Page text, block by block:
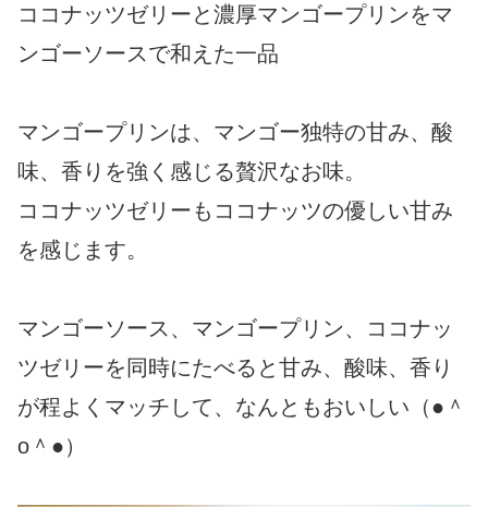
ココナッツゼリーと濃厚マンゴープリンをマ
ンゴーソースで和えた一品
マンゴープリンは、マンゴー独特の甘み、酸
味、香りを強く感じる贅沢なお味。
ココナッツゼリーもココナッツの優しい甘み
を感じます。
マンゴーソース、マンゴープリン、ココナッ
ツゼリーを同時にたべると甘み、酸味、香り
が程よくマッチして、なんともおいしい（●＾
o＾●）